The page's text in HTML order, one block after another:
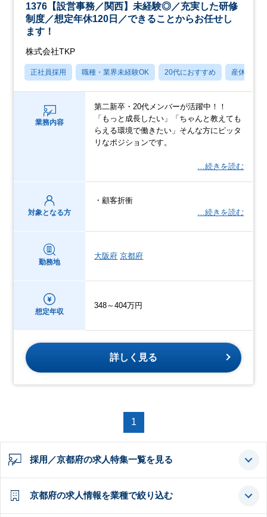
1376【設営事務／関西】未経験◎／充実した研修
制度／想定年休120日／できることからお任せし
ます！
株式会社TKP
正社員採用 職種・業界未経験OK 20代におすすめ 産休・育
業務内容
第二新卒・20代メンバーが活躍中！！
「もっと成長したい」「ちゃんと教えても
らえる環境で働きたい」そんな方にピッタ
リなポジションです。
…続きを読む
対象となる方
・顧客折衝
…続きを読む
勤務地
大阪府 京都府
想定年収
348～404万円
詳しく見る
1
採用／京都府の求人特集一覧を見る
京都府の求人情報を業種で絞り込む